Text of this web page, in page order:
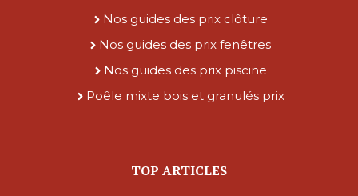
Nos guides des prix clôture
Nos guides des prix fenêtres
Nos guides des prix piscine
Poêle mixte bois et granulés prix
TOP ARTICLES